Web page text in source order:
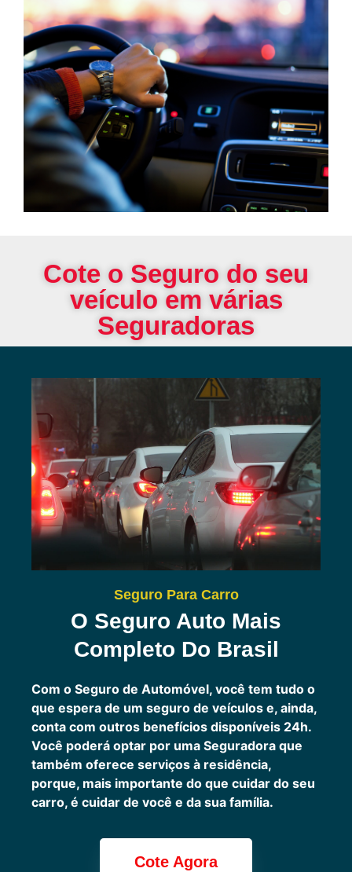
Cote o Seguro do seu
veículo em várias
Seguradoras
Seguro Para Carro
O Seguro Auto Mais
Completo Do Brasil
Com o Seguro de Automóvel, você tem tudo o
que espera de um seguro de veículos e, ainda,
conta com outros benefícios disponíveis 24h.
Você poderá optar por uma Seguradora que
também oferece serviços à residência,
porque, mais importante do que cuidar do seu
carro, é cuidar de você e da sua família.
Cote Agora